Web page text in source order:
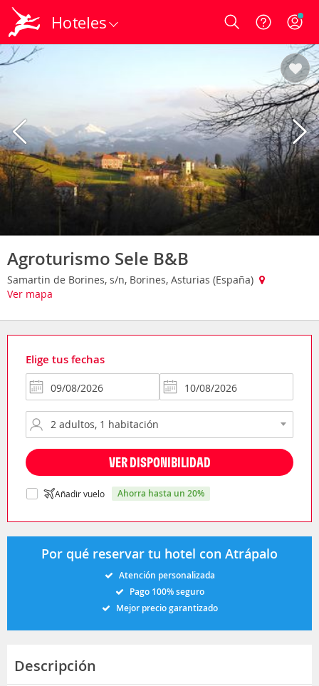
Hoteles Login
Agroturismo Sele B&B
Samartin de Borines, s/n, Borines, Asturias (España)
Ver mapa
Elige tus fechas
VER DISPONIBILIDAD
Añadir vuelo ahorra hasta un 20%
Por qué reservar tu hotel con Atrápalo
Atención personalizada
Pago 100% seguro
Mejor precio garantizado
Descripción